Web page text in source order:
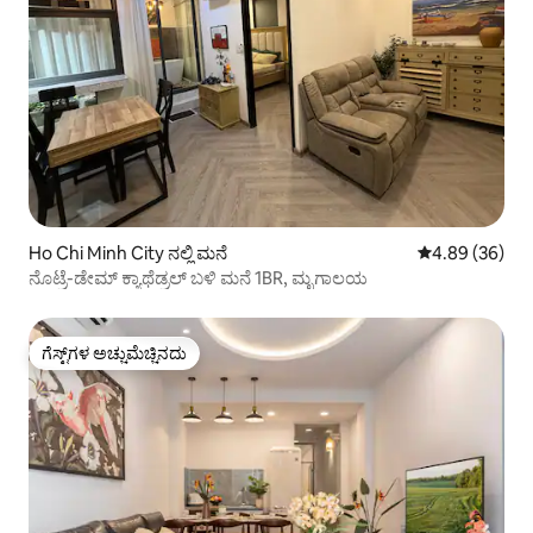
Ho Chi Minh City ನಲ್ಲಿ ಮನೆ 5 ರಲ್ಲಿ 4.89
4.89 (36)
ನೊಟ್ರೆ-ಡೇಮ್ ಕ್ಯಾಥೆಡ್ರಲ್ ಬಳಿ ಮನೆ 1BR, ಮೃಗಾಲಯ
ಗೆಸ್ಟ್‌ಗಳ ಅಚ್ಚುಮೆಚ್ಚಿನದು
ಗೆಸ್ಟ್‌ಗಳ ಅಚ್ಚುಮೆಚ್ಚಿನದು